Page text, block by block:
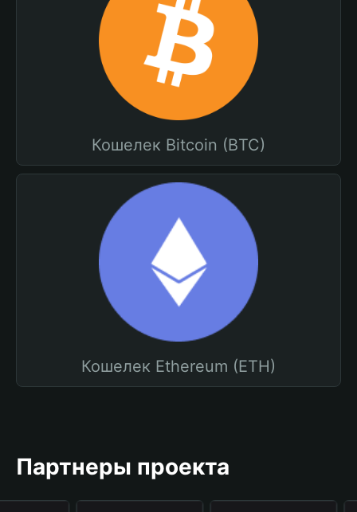
Кошелек Bitcoin (BTC)
Кошелек Ethereum (ETH)
Партнеры проекта